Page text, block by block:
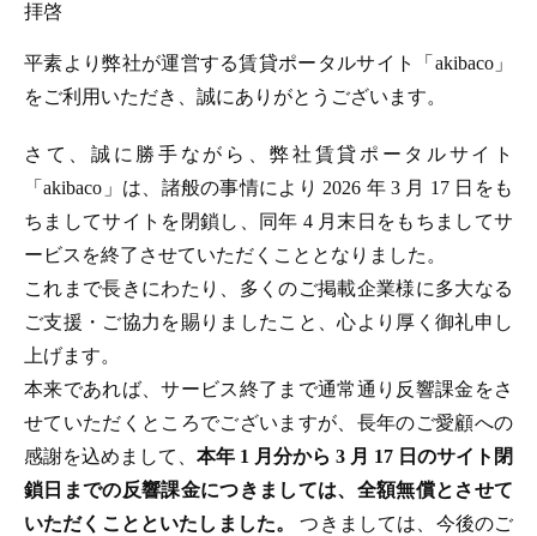
拝啓
平素より弊社が運営する賃貸ポータルサイト「akibaco」
をご利用いただき、誠にありがとうございます。
さて、誠に勝手ながら、弊社賃貸ポータルサイト
「akibaco」は、諸般の事情により 2026 年 3 月 17 日をも
ちましてサイトを閉鎖し、同年 4 月末日をもちましてサ
ービスを終了させていただくこととなりました。
これまで長きにわたり、多くのご掲載企業様に多大なる
ご支援・ご協力を賜りましたこと、心より厚く御礼申し
上げます。
本来であれば、サービス終了まで通常通り反響課金をさ
せていただくところでございますが、長年のご愛顧への
感謝を込めまして、 本年 1 月分から 3 月 17 日のサイト閉
鎖日までの反響課金につきましては、全額無償とさせて
いただくことといたしました。つきましては、今後のご